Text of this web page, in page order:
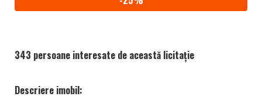
343 persoane interesate de această licitație
Descriere imobil: